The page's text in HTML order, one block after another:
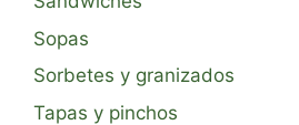
Sopas
Sorbetes y granizados
Tapas y pinchos